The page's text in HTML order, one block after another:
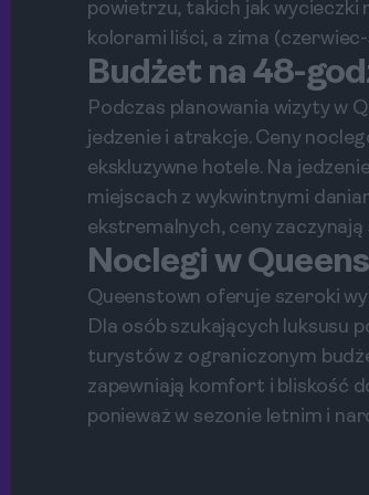
powietrzu, takich jak wycieczki
kolorami liści, a zima
Budżet na 48-
Podczas planowania wizyty w
jedzenie i atrakcje. Ceny
ekskluzywne hotele. Na
miejscach z wykwintnymi
ekstremalnych, ceny zaczynają
Noclegi w
Queenstown oferuje szeroki
Dla osób szukających luksusu
turystów z ograniczonym
zapewniają komfort i bliskość
ponieważ w sezonie letnim i